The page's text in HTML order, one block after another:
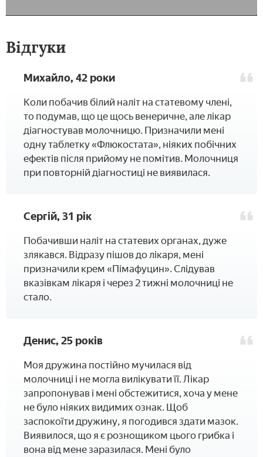
Відгуки
Михайло, 42 роки
Коли побачив білий наліт на статевому члені,
то подумав, що це щось венеричне, але лікар
діагностував молочницю. Призначили мені
одну таблетку «Флюкостата», ніяких побічних
ефектів після прийому не помітив. Молочниця
при повторній діагностиці не виявилася.
Сергій, 31 рік
Побачивши наліт на статевих органах, дуже
злякався. Відразу пішов до лікаря, мені
призначили крем «Пімафуцин». Слідував
вказівкам лікаря і через 2 тижні молочниці не
стало.
Денис, 25 років
Моя дружина постійно мучилася від
молочниці і не могла вилікувати її. Лікар
запропонував і мені обстежитися, хоча у мене
не було ніяких видимих ознак. Щоб
заспокоїти дружину, я погодився здати мазок.
Виявилося, що я є рознощиком цього грибка і
вона від мене заразилася. Мені було